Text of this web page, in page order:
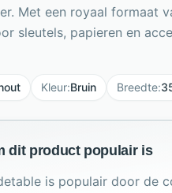
Met een royaal formaat
sleutels, papieren en
Kleur:Bruin Breedte:
dit product populair is
is populair door de